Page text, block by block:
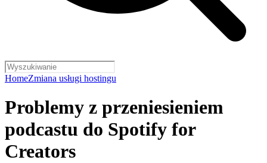
HomeZmiana usługi hostingu
Problemy z przeniesieniem
podcastu do Spotify for
Creators